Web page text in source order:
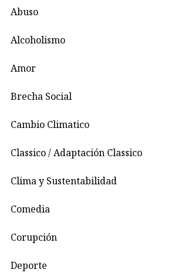
Abuso
Alcoholismo
Amor
Brecha Social
Cambio Climatico
Classico / Adaptación Classico
Clima y Sustentabilidad
Comedia
Corupción
Deporte